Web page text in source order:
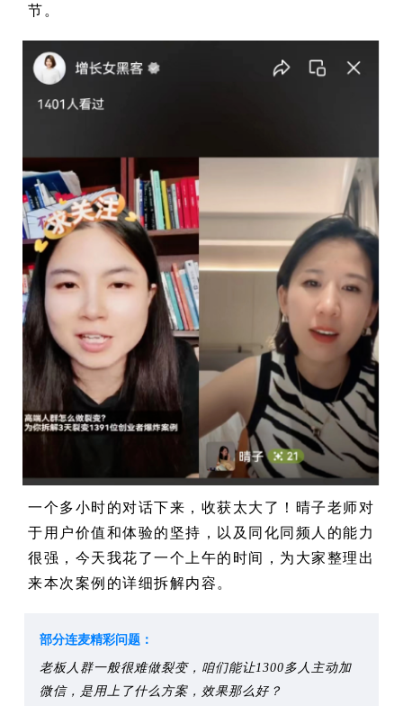
节。
一个多小时的对话下来，收获太大了！晴子老师对
于用户价值和体验的坚持，以及同化同频人的能力
很强，今天我花了一个上午的时间，为大家整理出
来本次案例的详细拆解内容。
部分连麦精彩问题：
老板人群一般很难做裂变，咱们能让1300多人主动加
微信，是用上了什么方案，效果那么好？